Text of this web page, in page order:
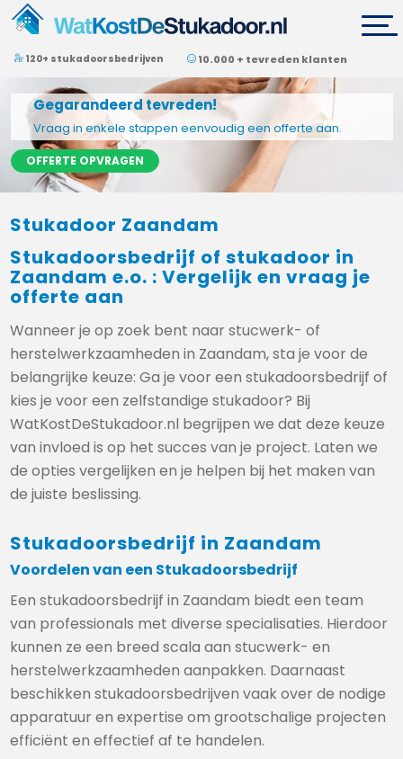
120+ stukadoorsbedrijven 10.000 + tevreden klanten
Gegarandeerd tevreden!
Vraag in enkele stappen eenvoudig een offerte aan.
OFFERTE OPVRAGEN
Stukadoor Zaandam
Stukadoorsbedrijf of stukadoor in
Zaandam e.o. : Vergelijk en vraag je
offerte aan
Wanneer je op zoek bent naar stucwerk- of
herstelwerkzaamheden in Zaandam, sta je voor de
belangrijke keuze: Ga je voor een stukadoorsbedrijf of
kies je voor een zelfstandige stukadoor? Bij
WatKostDeStukadoor.nl begrijpen we dat deze keuze
van invloed is op het succes van je project. Laten we
de opties vergelijken en je helpen bij het maken van
de juiste beslissing.
Stukadoorsbedrijf in Zaandam
Voordelen van een Stukadoorsbedrijf
Een stukadoorsbedrijf in Zaandam biedt een team
van professionals met diverse specialisaties. Hierdoor
kunnen ze een breed scala aan stucwerk- en
herstelwerkzaamheden aanpakken. Daarnaast
beschikken stukadoorsbedrijven vaak over de nodige
apparatuur en expertise om grootschalige projecten
efficiënt en effectief af te handelen.